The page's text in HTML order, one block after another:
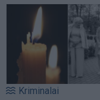
Kriminalai